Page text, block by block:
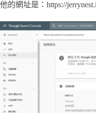
他的網址是：https://